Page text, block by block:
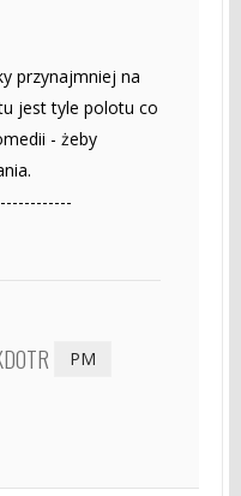
przynajmniej na
jest tyle polotu co
- żeby
PM